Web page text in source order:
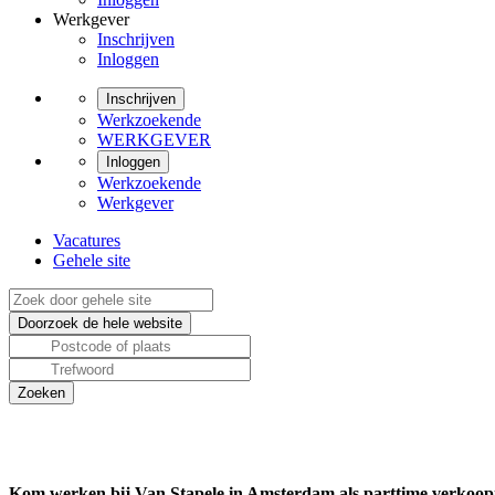
Werkgever
Inschrijven
Inloggen
Inschrijven
Werkzoekende
WERKGEVER
Inloggen
Werkzoekende
Werkgever
Vacatures
Gehele site